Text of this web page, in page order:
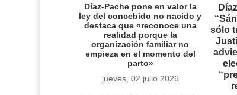
Díaz-Pache pone en valor la
ley del concebido no nacido y
destaca que «reconoce una
realidad porque la
organización familiar no
empieza en el momento del
parto»
jueves, 02 julio 2026
sólo